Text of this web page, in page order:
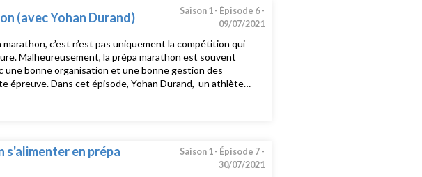
(avec Yohan Durand) Saison 1 - Épisode 6 -
09/07/2021
c’est n’est pas uniquement la compétition qui
Malheureusement, la prépa marathon est souvent
bonne organisation et une bonne gestion des
Dans cet épisode, Yohan Durand, un athlète
en prépa
Saison 1 - Épisode 7 -
30/07/2021